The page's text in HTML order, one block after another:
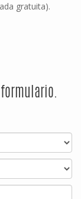
gratuita).